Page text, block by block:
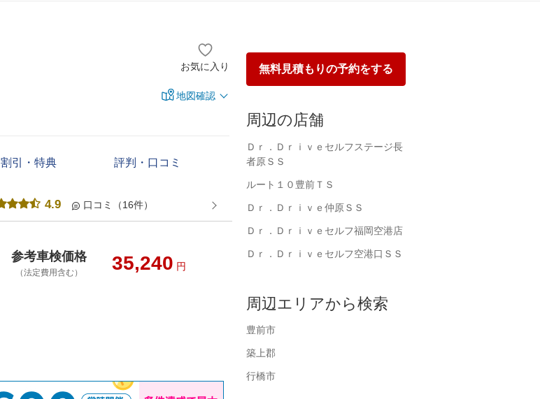
無料見積もりの予約をする
周辺の店舗
Ｄｒ．Ｄｒｉｖｅセルフステージ長
者原ＳＳ
ルート１０豊前ＴＳ
Ｄｒ．Ｄｒｉｖｅ仲原ＳＳ
Ｄｒ．Ｄｒｉｖｅセルフ福岡空港店
Ｄｒ．Ｄｒｉｖｅセルフ空港口ＳＳ
周辺エリアから検索
豊前市
築上郡
行橋市
お気に入り
地図確認
割引・特典 評判・口コミ
4.9 口コミ（16件）
参考車検価格
（法定費用含む） 35,240 円